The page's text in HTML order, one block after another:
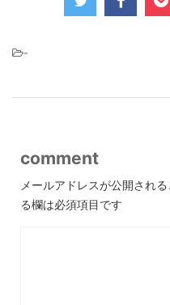
-
comment
メールアドレスが公開される
る欄は必須項目です